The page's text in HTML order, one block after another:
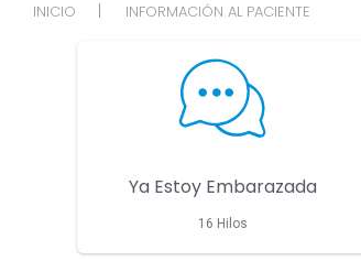
INICIO INFORMACIÓN AL PACIENTE
Lista de categoría
Ya Estoy Embarazada
16 Hilos